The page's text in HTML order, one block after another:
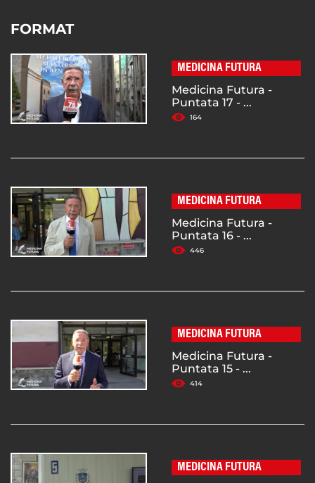
FORMAT
MEDICINA FUTURA
Medicina Futura -
Puntata 17 - ...
164
MEDICINA FUTURA
Medicina Futura -
Puntata 16 - ...
446
MEDICINA FUTURA
Medicina Futura -
Puntata 15 - ...
414
MEDICINA FUTURA